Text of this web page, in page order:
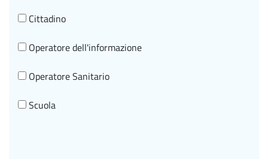
Cittadino
Operatore dell'informazione
Operatore Sanitario
Scuola